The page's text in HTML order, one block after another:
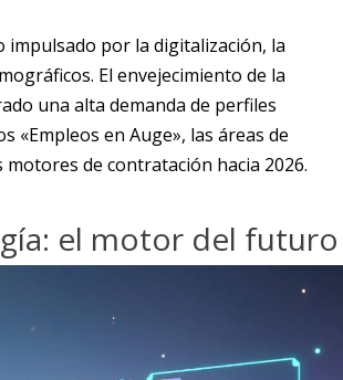
por la digitalización, la
El envejecimiento de la
una alta demanda de perfiles
«Empleos en Auge», las áreas de
de contratación hacia 2026.
el motor del futuro